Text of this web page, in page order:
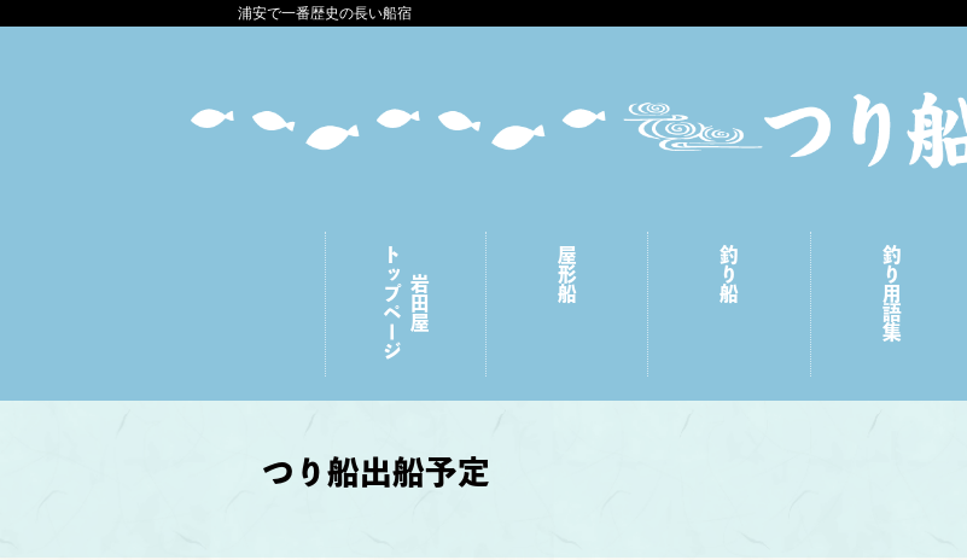
浦安で一番歴史の長い船宿
岩田屋
トップページ 屋形船 釣り船 釣り用語集
つり船出船予定